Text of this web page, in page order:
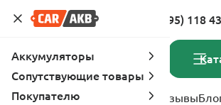
Адреса магазинов 8 (495) 118
Услуги Вопрос-ответ Отзывы
Аккумуляторы
Сопутствующие товары
Покупателю